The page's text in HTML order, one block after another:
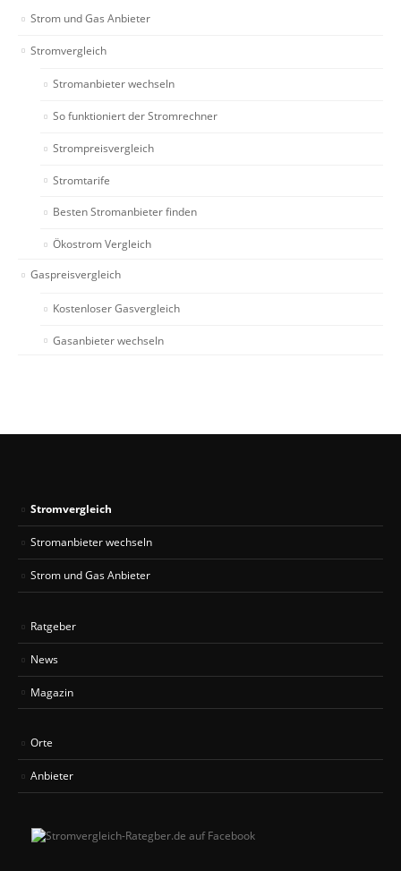
Strom und Gas Anbieter
Stromvergleich
Stromanbieter wechseln
So funktioniert der Stromrechner
Strompreisvergleich
Stromtarife
Besten Stromanbieter finden
Ökostrom Vergleich
Gaspreisvergleich
Kostenloser Gasvergleich
Gasanbieter wechseln
Stromvergleich
Stromanbieter wechseln
Strom und Gas Anbieter
Ratgeber
News
Magazin
Orte
Anbieter